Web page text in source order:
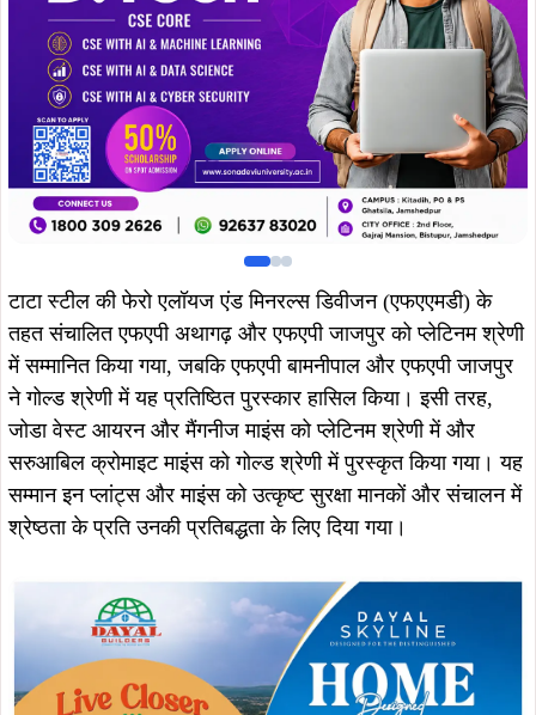
टाटा स्टील की फेरो एलॉयज एंड मिनरल्स डिवीजन (एफएएमडी) के
तहत संचालित एफएपी अथागढ़ और एफएपी जाजपुर को प्लेटिनम श्रेणी
में सम्मानित किया गया, जबकि एफएपी बामनीपाल और एफएपी जाजपुर
ने गोल्ड श्रेणी में यह प्रतिष्ठित पुरस्कार हासिल किया। इसी तरह,
जोडा वेस्ट आयरन और मैंगनीज माइंस को प्लेटिनम श्रेणी में और
सरुआबिल क्रोमाइट माइंस को गोल्ड श्रेणी में पुरस्कृत किया गया। यह
सम्मान इन प्लांट्स और माइंस को उत्कृष्ट सुरक्षा मानकों और संचालन में
श्रेष्ठता के प्रति उनकी प्रतिबद्धता के लिए दिया गया।